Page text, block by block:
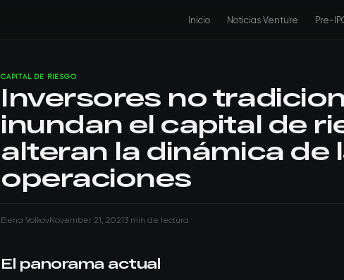
Inicio Noticias Venture Pre-
CAPITAL DE RIESGO
Inversores no
inundan el capital de
alteran la dinámica de
operaciones
Elena VolkovNovember 21, 20213 min de lectura
El panorama actual